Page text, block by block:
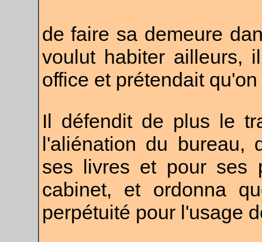
de faire sa demeure
voulut habiter ailleurs,
office et prétendait
Il défendit de plus le
l'aliénation du bureau,
ses livres et pour ses
cabinet, et ordonna
perpétuité pour l'usage